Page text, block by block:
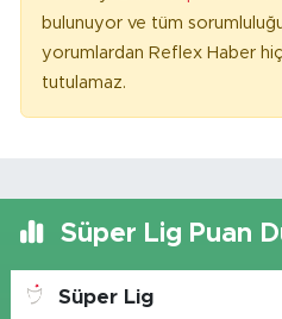
bulunuyor ve tüm
yorumlardan Reflex Haber
tutulamaz.
Süper Lig Puan
Süper Lig